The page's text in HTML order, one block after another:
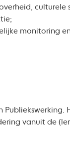
culturele
monitoring
vanuit de